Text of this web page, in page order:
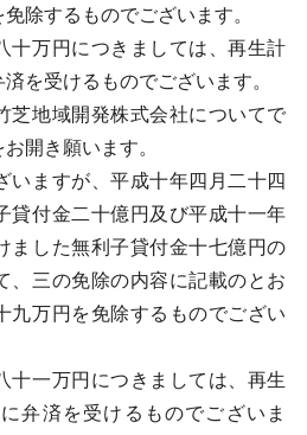
除するものでございます。
万円につきましては、再生計
を受けるものでございます。
地域開発株式会社についてで
開き願います。
ますが、平成十年四月二十四
貸付金二十億円及び平成十一年
ました無利子貸付金十七億円の
、三の免除の内容に記載のとお
九万円を免除するものでござい
一万円につきましては、再生
弁済を受けるものでございま